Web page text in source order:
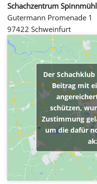
Schachzentrum
Gutermann Promenade 1
97422 Schweinfurt
Der
Beitrag mit
schützen,
Zustimmung
um die dafür